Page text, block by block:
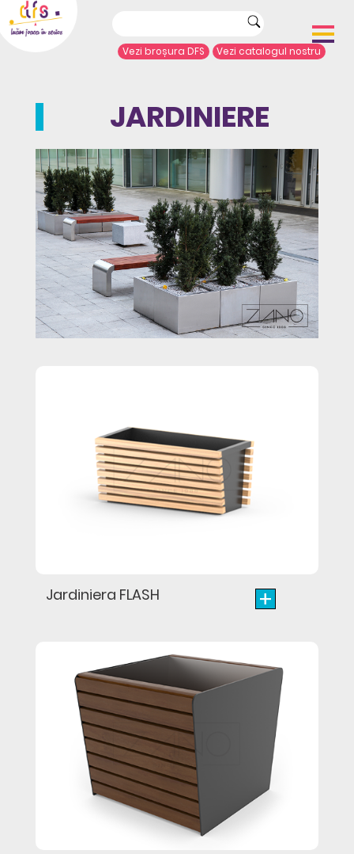
Vezi broșura DFS Vezi catalogul nostru
Despre noi
Complexe de joacă
Sport și agrement
Mobilier urban
Articole de presă
Arhitecți/Proiectanți
Contact
JARDINIERE
Jardiniera FLASH +